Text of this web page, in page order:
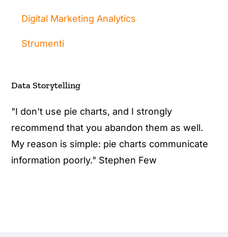
Digital Marketing Analytics
Strumenti
Data Storytelling
"I don't use pie charts, and I strongly
recommend that you abandon them as well.
My reason is simple: pie charts communicate
information poorly." Stephen Few